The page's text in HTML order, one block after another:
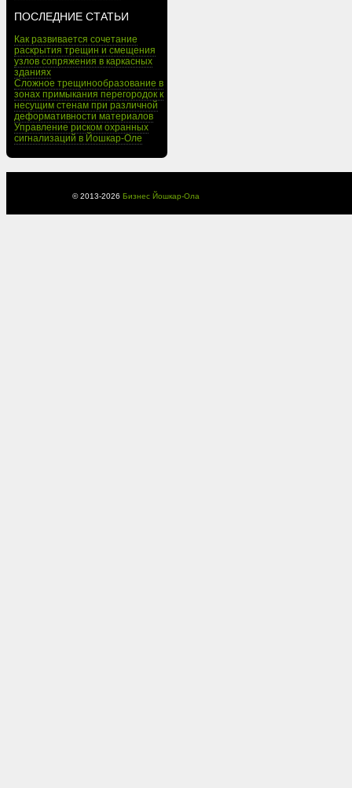
ПОСЛЕДНИЕ СТАТЬИ
Как развивается сочетание
раскрытия трещин и смещения
узлов сопряжения в каркасных
зданиях
Сложное трещинообразование в
зонах примыкания перегородок к
несущим стенам при различной
деформативности материалов
Управление риском охранных
сигнализаций в Йошкар-Оле
© 2013-2026 Бизнес Йошкар-Ола